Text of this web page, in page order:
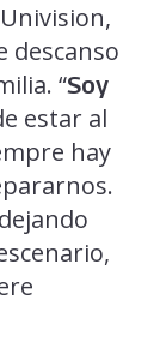
descanso
“Soy
estar al
hay